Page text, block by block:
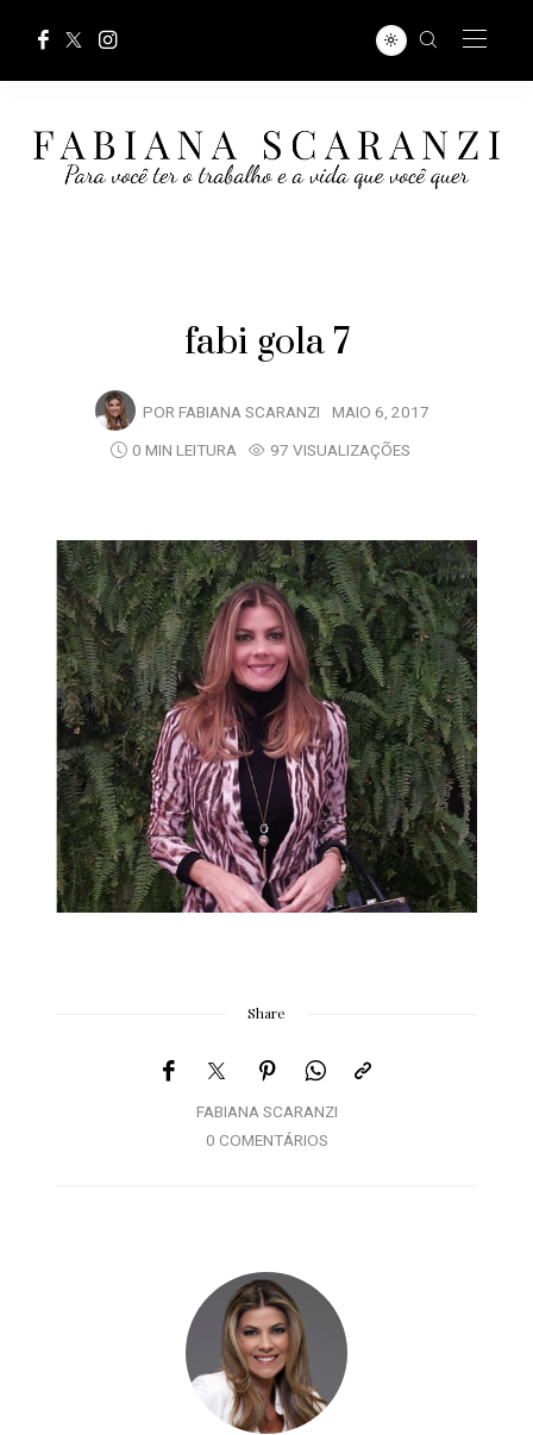
fabi gola 7
POR FABIANA SCARANZI MAIO 6, 2017
0 MIN LEITURA
97 VISUALIZAÇÕES
Share
FABIANA SCARANZI
0 COMENTÁRIOS